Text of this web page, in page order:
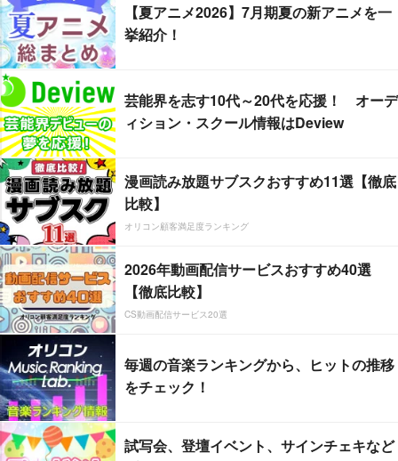
【夏アニメ2026】7月期夏の新アニメを一
挙紹介！
芸能界を志す10代～20代を応援！ オーデ
ィション・スクール情報はDeview
漫画読み放題サブスクおすすめ11選【徹底
比較】
オリコン顧客満足度ランキング
2026年動画配信サービスおすすめ40選
【徹底比較】
CS動画配信サービス20選
毎週の音楽ランキングから、ヒットの推移
をチェック！
試写会、登壇イベント、サインチェキなど